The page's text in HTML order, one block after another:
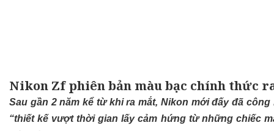
Nikon Zf phiên bản màu bạc chính thức
Sau gần 2 năm kể từ khi ra mắt, Nikon mới đấy đã
“thiết kế vượt thời gian lấy cảm hứng từ những chiếc